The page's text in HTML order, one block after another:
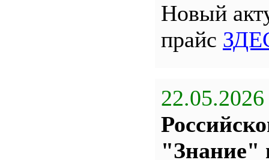
Новый
прайс
22.05.2026
"Знание"